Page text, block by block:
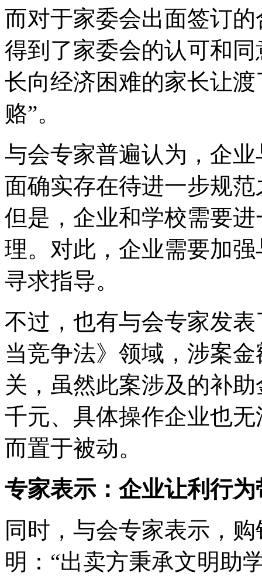
而对于家委会出面签订
得到了家委会的认可和
长向经济困难的家长让
赂”。
与会专家普遍认为，企
面确实存在待进一步规
但是，企业和学校需要
理。对此，企业需要加
寻求指导。
不过，也有与会专家发
当竞争法》领域，涉案
关，虽然此案涉及的补
千元、具体操作企业也
而置于被动。
专家表示：企业让利行
同时，与会专家表示，
明：“出卖方秉承文明助